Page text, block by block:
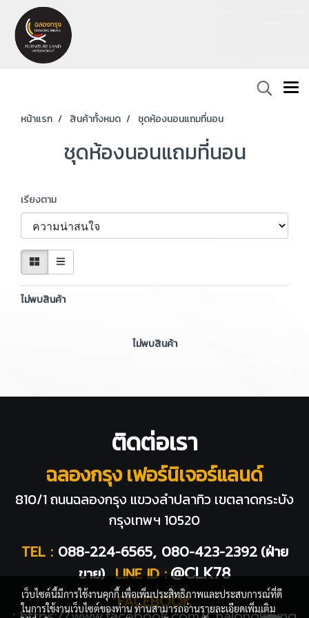
หน้าแรก สินค้าทั้งหมด ชุดห้องนอนแถมที่นอน
ชุดห้องนอนแถมที่นอน
เรียงตาม
ไม่พบสินค้า
ไม่พบสินค้า
ติดต่อเรา
ฉลองกรุง เฟอร์นิเจอร์แลนด์
810/1 ถนนฉลองกรุง แขวงลำปลาทิว เขตลาดกระบัง
กรุงเทพฯ 10520
TEL : 088-224-6565, 080-423-2392 (ฝ่าย
ขาย) LINE ID : @CLK78
FACEBOOK
เว็บไซต์นี้มีการใช้งานคุกกี้ เพื่อเพิ่มประสิทธิภาพและประสบการณ์ที่ดี
ในการใช้งานเว็บไซต์ของท่าน ท่านสามารถอ่านรายละเอียดเพิ่มเติม